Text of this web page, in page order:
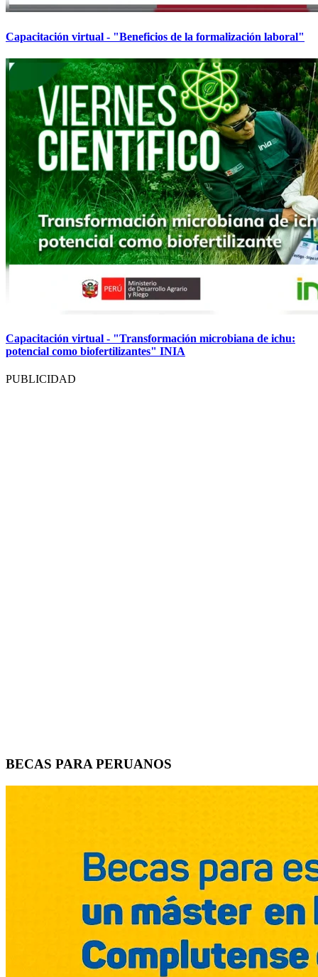
Capacitación virtual - "Beneficios de la formalización laboral"
Capacitación virtual - "Transformación microbiana de ichu:
potencial como biofertilizantes" INIA
PUBLICIDAD
BECAS PARA PERUANOS